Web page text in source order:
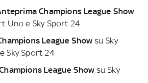
Champions League Show
Uno e Sky Sport 24
League Showsu Sky
Sky Sport 24
League Showsu Sky